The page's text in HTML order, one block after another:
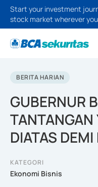
Start your investment
stock market wherever
BERITA HARIAN
GUBERNUR
TANTANGAN
DIATAS
KATEGORI
Ekonomi Bisnis